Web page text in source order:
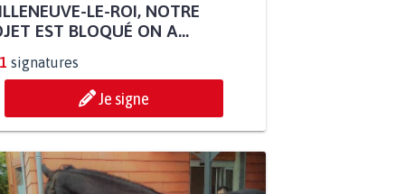
LE-ROI, NOTRE
EST BLOQUÉ ON A...
signatures
Je signe